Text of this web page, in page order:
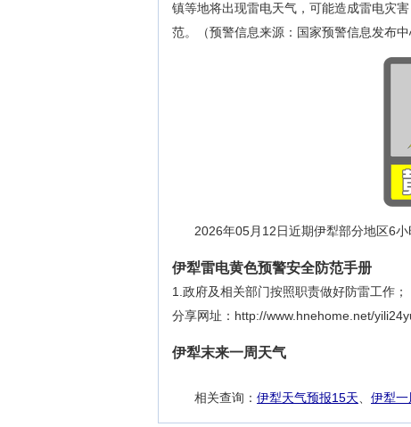
镇等地将出现雷电天气，可能造成雷电灾
范。（预警信息来源：国家预警信息发布中
2026年05月12日近期伊犁部分地区6
伊犁雷电黄色预警安全防范手册
1.政府及相关部门按照职责做好防雷工作
分享网址：http://www.hnehome.net/
伊犁末来一周天气
相关查询： 伊犁天气预报15天 伊犁一